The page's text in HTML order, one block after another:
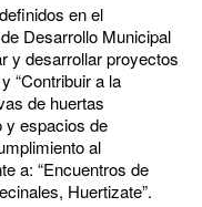
en el
Desarrollo Municipal
y desarrollar proyectos
“Contribuir a la
de huertas
y espacios de
al
a: “Encuentros de
Huertizate”.